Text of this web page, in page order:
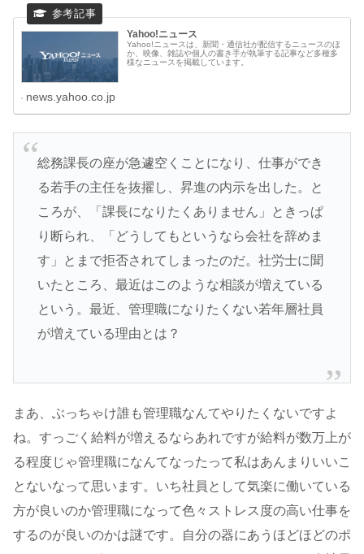
Yahoo!ニュース
Yahoo!ニュースは、新聞・通信社が配信するニュースのほ
か、映像、雑誌や個人の書き手が執筆する記事など多種多
様なニュースを掲載しています。
news.yahoo.co.jp
総務課長の座が急遽空くことになり、仕事ができ
る若手の主任を抜擢し、昇進の内示を出した。と
ころが、「課長になりたくありません」ときっぱ
り断られ、「どうしてもというなら会社を辞めま
す」とまで拒否されてしまったのだ。社労士に聞
いたところ、最近はこのような相談が増えている
という。最近、管理職になりたくない若年層社員
が増えている理由とは？
まあ、ぶっちゃけ誰も管理職なんてやりたくないですよ
ね。すっごく給料が増えるならあれですが給料が数万上が
る程度じゃ管理職になんてなったって私はあんまりいいこ
とないなって思います。いち社員として気楽に働いている
方が良いのか管理職になって色々ストレス度の高い仕事を
するのが良いのかは謎です。自分の器にあうほどほどのポ